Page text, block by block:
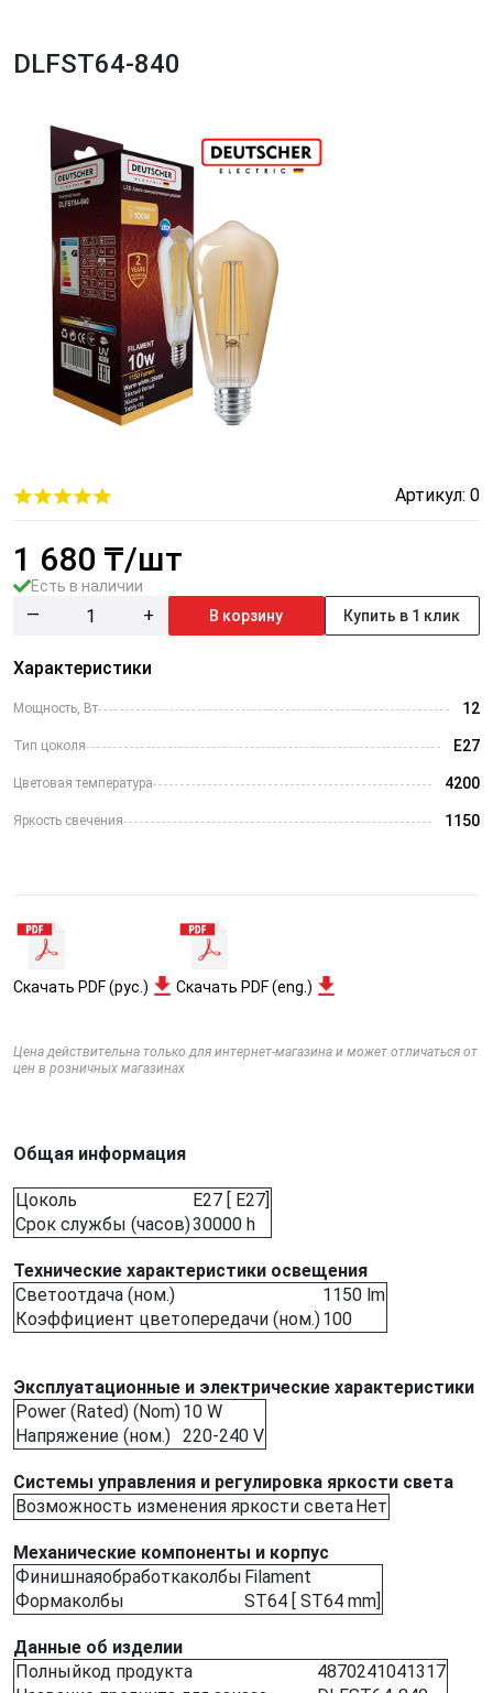
DLFST64-840
Артикул: 0
Характеристики
Мощность, Вт 12
Тип цоколя Е27
Цветовая температура 4200
Яркость свечения 1150
1 680 ₸/шт
Есть в наличии
— + В корзину Купить в 1 клик
Скачать PDF (рус.) Скачать PDF (eng.)
Цена действительна только для интернет-магазина и может отличаться от
цен в розничных магазинах
Общая информация
Цоколь
E27 [ E27]
Срок службы (часов)30000 h
Технические характеристики освещения
Светоотдача (ном.)
1150 lm
Коэффициент цветопередачи (ном.)100
Эксплуатационные и электрические характеристики
Power (Rated) (Nom)10 W
Напряжение (ном.) 220-240 V
Системы управления и регулировка яркости света
Возможность изменения яркости светаНет
Механические компоненты и корпус
Финишнаяобработкаколбы Filament
Формаколбы
ST64 [ ST64 mm]
Данные об изделии
Полныйкод продукта
4870241041317